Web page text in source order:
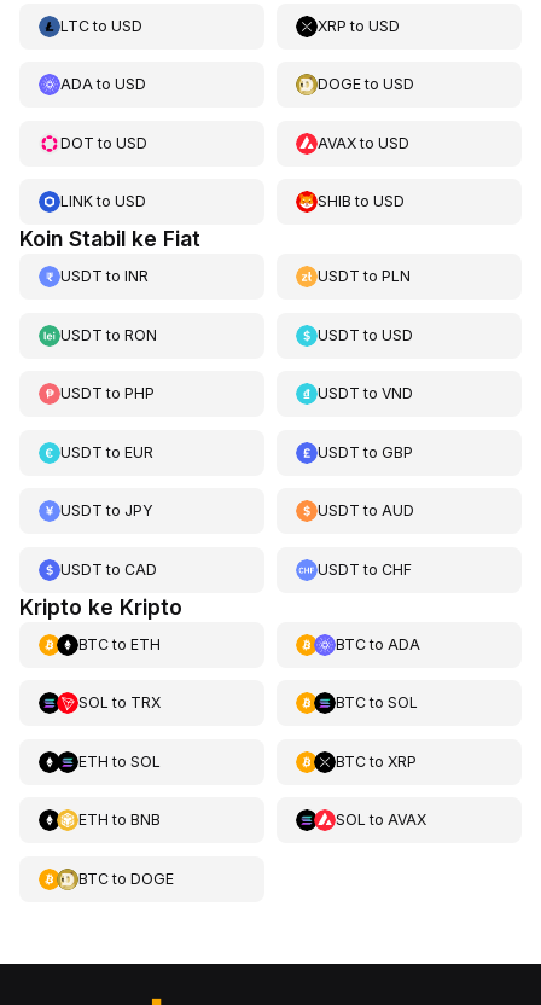
LTCto USD XRP toUSD
ADAto USD DOGEtoUSD
DOT to USD AVAXtoUSD
LINKto USD SHIB toUSD
Koin Stabil ke Fiat
USDT to INR USDT toPLN
USDT to RON USDT toUSD
USDT to PHP USDT toVND
USDT to EUR USDT toGBP
USDT to JPY USDT toAUD
USDT to CAD USDT toCHF
Kripto ke Kripto
BTCto ETH BTCto ADA
SOL to TRX BTCto SOL
ETH to SOL BTCto XRP
ETH to BNB SOL to AVAX
BTCto DOGE